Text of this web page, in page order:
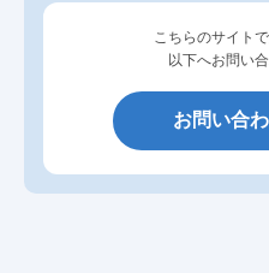
こちらのサイト
以下へお問い
お問い合